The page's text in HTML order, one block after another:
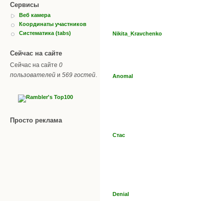
Сервисы
Веб камера
Координаты участников
Систематика (tabs)
Сейчас на сайте
Сейчас на сайте 0
пользователей и 569 гостей
Просто реклама
Nikita_Kravchenko
Anomal
Стас
Denial